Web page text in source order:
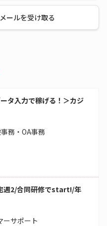
ールを受け取る
タ入力で稼げる！＞カジ
務・OA事務
週2/合同研修でstart!/年
ーサポート